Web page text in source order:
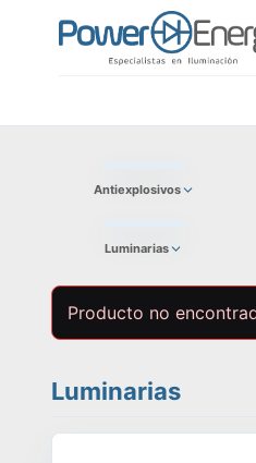
Antiexplosivos
Luminarias
Producto no
Luminarias